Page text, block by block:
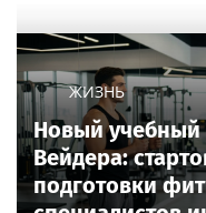
ЖИЗНЬ
Новый учебный
Вейдера:
подготовки